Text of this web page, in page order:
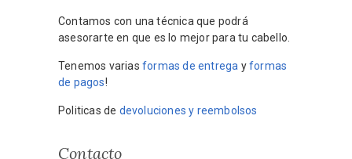
Contamos con una técnica que podrá
asesorarte en que es lo mejor para tu cabello.
Tenemos varias formas de entrega yformas
de pagos!
Politicas de devoluciones y reembolsos
Contacto